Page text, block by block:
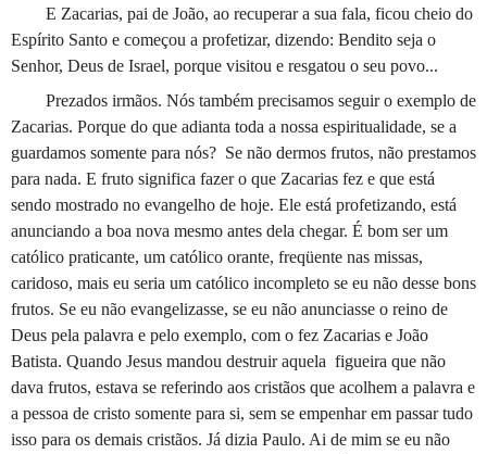
E Zacarias, pai de João, ao recuperar a sua fala, ficou cheio do
Espírito Santo e começou a profetizar, dizendo: Bendito seja o
Senhor, Deus de Israel, porque visitou e resgatou o seu povo...
Prezados irmãos. Nós também precisamos seguir o exemplo de
Zacarias. Porque do que adianta toda a nossa espiritualidade, se a
guardamos somente para nós? Se não dermos frutos, não prestamos
para nada. E fruto significa fazer o que Zacarias fez e que está
sendo mostrado no evangelho de hoje. Ele está profetizando, está
anunciando a boa nova mesmo antes dela chegar. É bom ser um
católico praticante, um católico orante, freqüente nas missas,
caridoso, mais eu seria um católico incompleto se eu não desse bons
frutos. Se eu não evangelizasse, se eu não anunciasse o reino de
Deus pela palavra e pelo exemplo, com o fez Zacarias e João
Batista. Quando Jesus mandou destruir aquela figueira que não
dava frutos, estava se referindo aos cristãos que acolhem a palavra e
a pessoa de cristo somente para si, sem se empenhar em passar tudo
isso para os demais cristãos. Já dizia Paulo. Ai de mim se eu não